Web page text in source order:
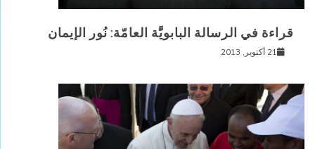
قراءة في الرسالة البابويَّة العامّة: نُور الإيمان
21 أكتوبر, 2013